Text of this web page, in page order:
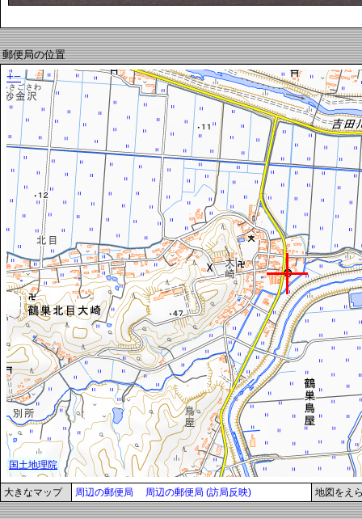
郵便局の位置
大きなマップ 周辺の郵便局 周辺の郵便局 (訪局反映) 地図をえ